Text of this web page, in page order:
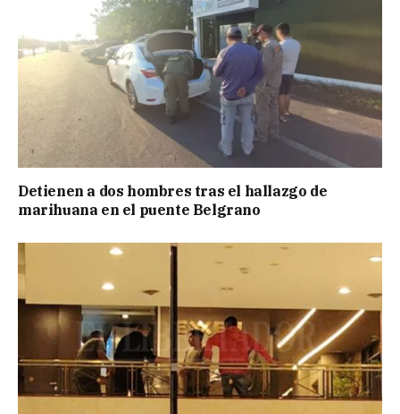
Detienen a dos hombres tras el hallazgo de
marihuana en el puente Belgrano